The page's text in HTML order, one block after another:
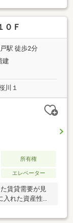
０Ｆ
駅 徒歩2分
建
川１
所有権
エレベーター
賃貸需要が見
れた資産性の
クシー)良し！